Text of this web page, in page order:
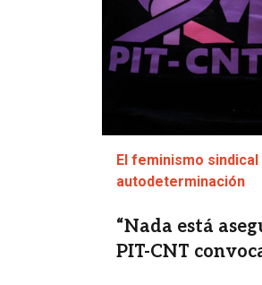
El feminismo
autodeterminación
“Nada está
PIT-CNT